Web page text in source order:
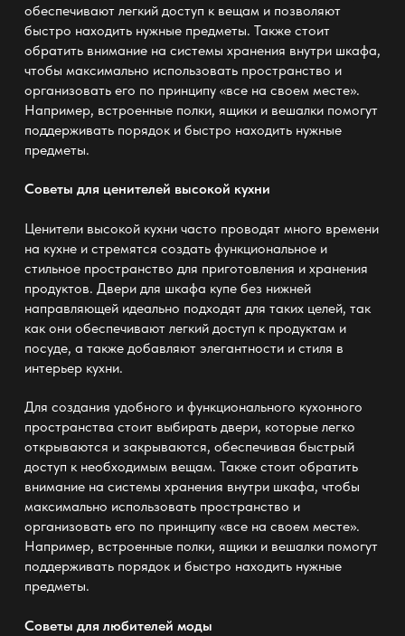
обеспечивают легкий доступ к вещам и позволяют
быстро находить нужные предметы. Также стоит
обратить внимание на системы хранения внутри шкафа,
чтобы максимально использовать пространство и
организовать его по принципу «все на своем месте».
Например, встроенные полки, ящики и вешалки помогут
поддерживать порядок и быстро находить нужные
предметы.
Советы для ценителей высокой кухни
Ценители высокой кухни часто проводят много времени
на кухне и стремятся создать функциональное и
стильное пространство для приготовления и хранения
продуктов. Двери для шкафа купе без нижней
направляющей идеально подходят для таких целей, так
как они обеспечивают легкий доступ к продуктам и
посуде, а также добавляют элегантности и стиля в
интерьер кухни.
Для создания удобного и функционального кухонного
пространства стоит выбирать двери, которые легко
открываются и закрываются, обеспечивая быстрый
доступ к необходимым вещам. Также стоит обратить
внимание на системы хранения внутри шкафа, чтобы
максимально использовать пространство и
организовать его по принципу «все на своем месте».
Например, встроенные полки, ящики и вешалки помогут
поддерживать порядок и быстро находить нужные
предметы.
Советы для любителей моды